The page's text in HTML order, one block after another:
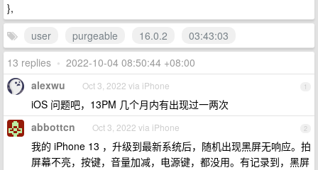
},
user
purgeable 16.0.2
03:43:03
13 replies • 2022-10-04 08:50:44 +08:00
1
alexwu Oct 3, 2022 via iPhone
iOS 问题吧，13PM 几个月内有出现过一两次
2
abbottcn Oct 3, 2022 via iPhone
我的 iPhone 13 ，升级到最新系统后，随机出现黑屏无响应。拍
屏幕不亮，按键，音量加减，电源键，都没用。有记录到，黑屏